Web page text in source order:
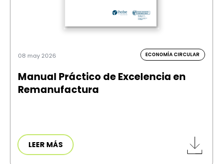
08 may 2026 ECONOMÍA CIRCULAR
Manual Práctico de Excelencia en
Remanufactura
LEER MÁS